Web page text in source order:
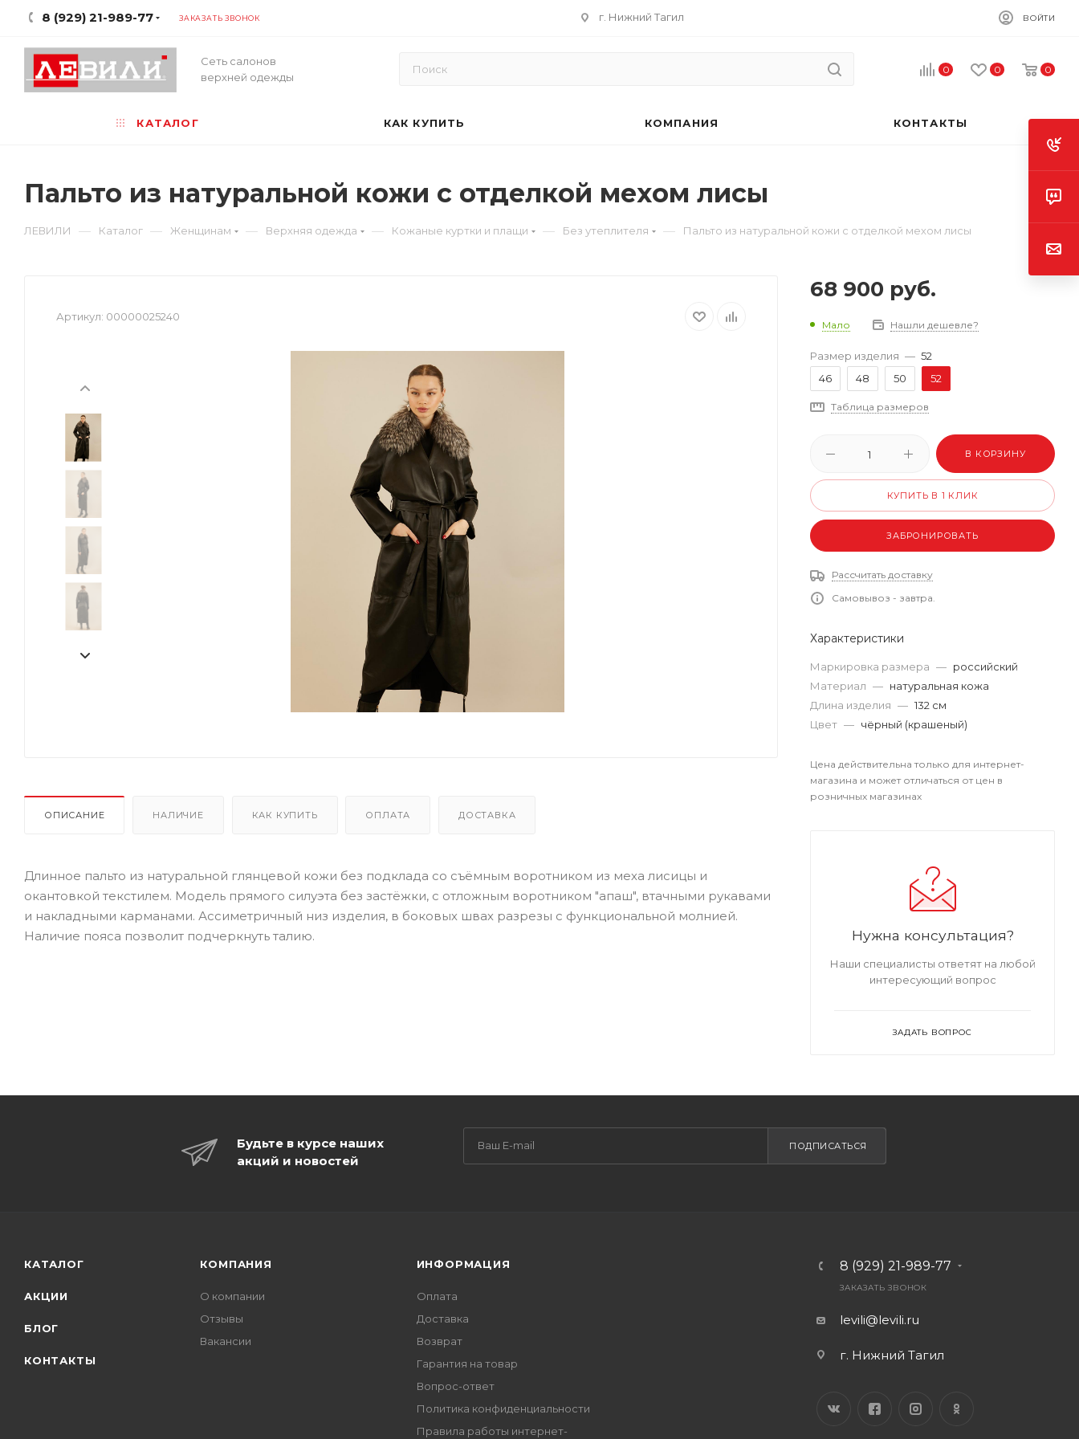
8 (929) 21-989-77 ЗАКАЗАТЬ ЗВОНОК г. Нижний Тагил ВОЙТИ
Сеть салонов
верхней одежды
0 0 0
КАТАЛОГ КАК КУПИТЬ КОМПАНИЯ КОНТАКТЫ
Пальто из натуральной кожи с отделкой мехом лисы
ЛЕВИЛИ — Каталог — Женщинам — Верхняя одежда — Кожаные куртки и плащи — Без утеплителя — Пальто из натуральной кожи с отделкой мехом лисы
Артикул: 00000025240
ОПИСАНИЕ НАЛИЧИЕ КАК КУПИТЬ ОПЛАТА ДОСТАВКА
Длинное пальто из натуральной глянцевой кожи без подклада со съёмным воротником из меха лисицы и
окантовкой текстилем. Модель прямого силуэта без застёжки, с отложным воротником "апаш", втачными рукавами
и накладными карманами. Ассиметричный низ изделия, в боковых швах разрезы с функциональной молнией.
Наличие пояса позволит подчеркнуть талию.
68 900 руб.
Мало Нашли дешевле?
Размер изделия — 52
46
48 50 52
Таблица размеров
В КОРЗИНУ
КУПИТЬ В 1 КЛИК
ЗАБРОНИРОВАТЬ
Рассчитать доставку
Самовывоз - завтра.
Характеристики
Маркировка размера — российский
Материал — натуральная кожа
Длина изделия — 132 см
Цвет — чёрный (крашеный)
Цена действительна только для интернет-
магазина и может отличаться от цен в
розничных магазинах
Нужна консультация?
Наши специалисты ответят на любой
интересующий вопрос
ЗАДАТЬ ВОПРОС
Будьте в курсе наших
акций и новостей
ПОДПИСАТЬСЯ
КАТАЛОГ
АКЦИИ
БЛОГ
КОНТАКТЫ
КОМПАНИЯ
О компании
Отзывы
Вакансии
ИНФОРМАЦИЯ
Оплата
Доставка
Возврат
Гарантия на товар
Вопрос-ответ
Политика конфиденциальности
Правила работы интернет-
8 (929) 21-989-77
ЗАКАЗАТЬ ЗВОНОК
levili@levili.ru
г. Нижний Тагил